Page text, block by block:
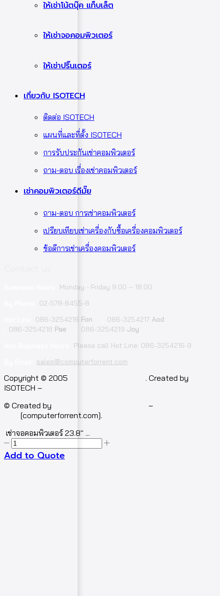
ให้เช่าโน้ตบุ๊ค แท็บเล็ต
ให้เช่าจอคอมพิวเตอร์
ให้เช่าปริ๊นเตอร์
เกี่ยวกับ ISOTECH
ติดต่อ ISOTECH
แผนที่และที่ตั้ง ISOTECH
การรับประกันเช่าคอมพิวเตอร์
ถาม-ตอบ เรื่องเช่าคอมพิวเตอร์
เช่าคอมพิวเตอร์ดีมั๊ย
ถาม-ตอบ การเช่าคอมพิวเตอร์
เปรียบเทียบเช่าเครื่องกับซื้อเครื่องคอมพิวเตอร์
ข้อดีการเช่าเครื่องคอมพิวเตอร์
Monday - Friday 9.00 – 18.00
02-578-8455-8
086-3254216 Fon 086-3254217 Aod
086-3254218 Pae 086-3254219 Joy
Please call Hot Line: 086-3254216-9
sales@computerforrent.com
Facebook
Line
Email
Youtube
Copyright © 2005
. Created by
ISOTECH –
© Created by
–
[computerforrent.com].
เช่าจอคอมพิวเตอร์ 23.8″ ...
จำนวน
เช่า
Add to Quote